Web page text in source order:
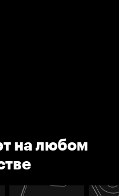
на любом